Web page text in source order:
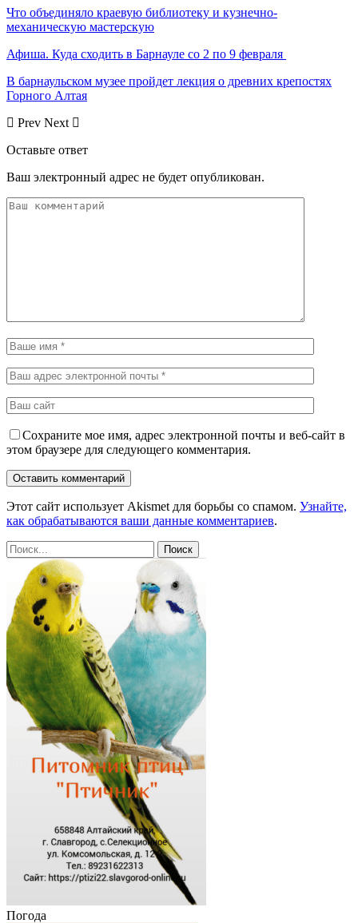
Что объединяло краевую библиотеку и кузнечно-
механическую мастерскую
Афиша. Куда сходить в Барнауле со 2 по 9 февраля
В барнаульском музее пройдет лекция о древних крепостях
Горного Алтая
Prev Next
Оставьте ответ
Ваш электронный адрес не будет опубликован.
Сохраните мое имя, адрес электронной почты и веб-сайт в
этом браузере для следующего комментария.
Этот сайт использует Akismet для борьбы со спамом. Узнайте,
как обрабатываются ваши данные комментариев.
Погода